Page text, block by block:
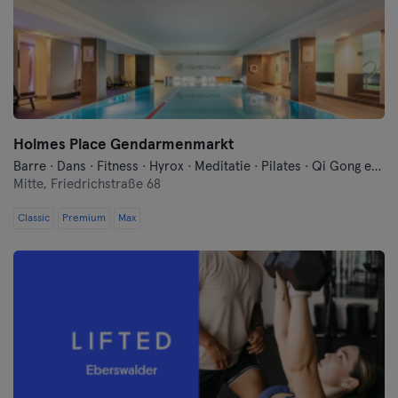
Holmes Place Gendarmenmarkt
Barre · Dans · Fitness · Hyrox · Meditatie · Pilates · Qi Gong en Tai Chi · Sauna · Yoga · Zwemmen
Mitte, Friedrichstraße 68
Classic Premium Max
Konstanz
Landshut
Leipzig
Lubeck
Moenchengladbach